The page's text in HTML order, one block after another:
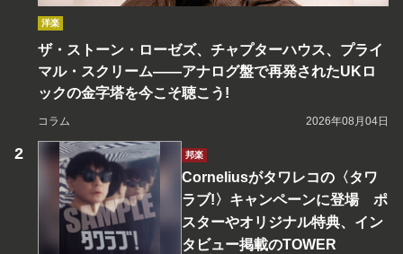
洋楽
ザ・ストーン・ローゼズ、チャプターハウス、プライ
マル・スクリーム――アナログ盤で再発されたUKロ
ックの金字塔を今こそ聴こう!
コラム 2026年08月04日
邦楽
Corneliusがタワレコの〈タワ
ラブ!〉キャンペーンに登場 ポ
スターやオリジナル特典、イン
タビュー掲載のTOWER